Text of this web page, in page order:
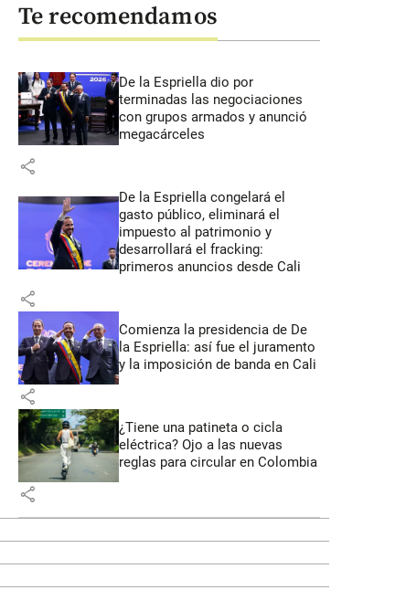
Te recomendamos
De la Espriella dio por
terminadas las negociaciones
con grupos armados y anunció
megacárceles
share
De la Espriella congelará el
gasto público, eliminará el
impuesto al patrimonio y
desarrollará el fracking:
primeros anuncios desde Cali
share
Comienza la presidencia de De
la Espriella: así fue el juramento
y la imposición de banda en Cali
share
¿Tiene una patineta o cicla
eléctrica? Ojo a las nuevas
reglas para circular en Colombia
share